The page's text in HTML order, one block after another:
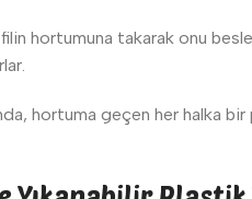
hortumuna takarak onu
hortuma geçen her halka